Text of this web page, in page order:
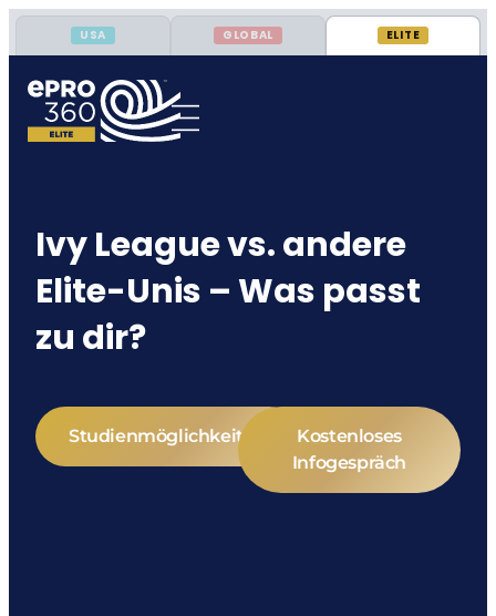
USA GLOBAL ELITE
Ivy League vs. andere
Elite-Unis – Was passt
zu dir?
Studienmöglichkeiten
Kostenloses
Infogespräch